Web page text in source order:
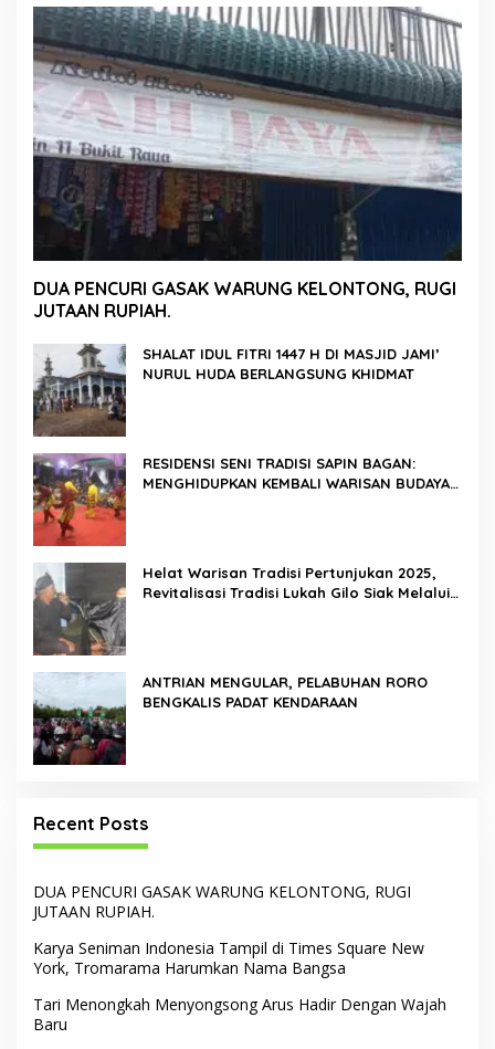
DUA PENCURI GASAK WARUNG KELONTONG, RUGI
JUTAAN RUPIAH.
SHALAT IDUL FITRI 1447 H DI MASJID JAMI’
NURUL HUDA BERLANGSUNG KHIDMAT
RESIDENSI SENI TRADISI SAPIN BAGAN:
MENGHIDUPKAN KEMBALI WARISAN BUDAYA
Helat Warisan Tradisi Pertunjukan 2025,
Revitalisasi Tradisi Lukah Gilo Siak Melalui
ANTRIAN MENGULAR, PELABUHAN RORO
BENGKALIS PADAT KENDARAAN
Recent Posts
DUA PENCURI GASAK WARUNG KELONTONG, RUGI
JUTAAN RUPIAH.
Karya Seniman Indonesia Tampil di Times Square New
York, Tromarama Harumkan Nama Bangsa
Tari Menongkah Menyongsong Arus Hadir Dengan Wajah
Baru